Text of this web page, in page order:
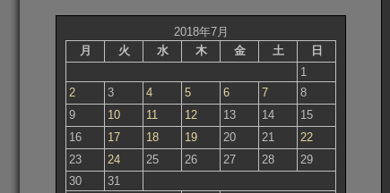
2018年7月
月
火 水 木 金 土 日
1
2
3 4 5 6 7
8
9
10 11 12 13 14
15
16
17 18 19 20 21
22
23
24 25 26 27 28
29
30
31